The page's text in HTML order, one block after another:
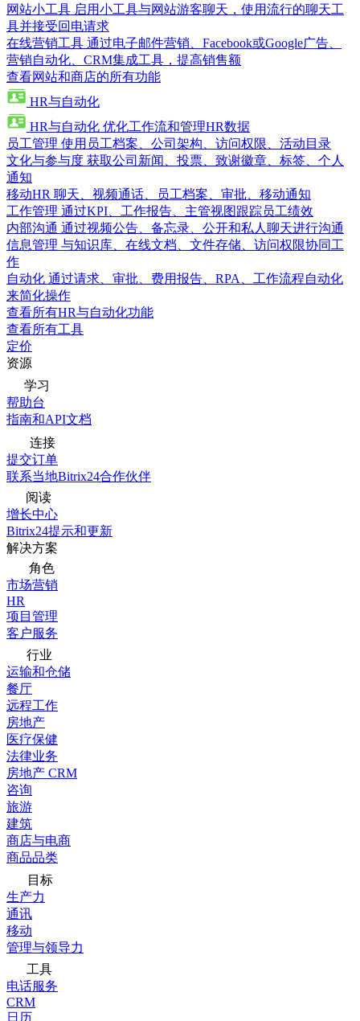
网站小工具 启用小工具与网站游客聊天，使用流行的聊天工
具并接受回电请求
在线营销工具 通过电子邮件营销、Facebook或Google广告、
营销自动化、CRM集成工具，提高销售额
查看网站和商店的所有功能
HR与自动化
HR与自动化 优化工作流和管理HR数据
员工管理 使用员工档案、公司架构、访问权限、活动目录
文化与参与度 获取公司新闻、投票、致谢徽章、标签、个人
通知
移动HR 聊天、视频通话、员工档案、审批、移动通知
工作管理 通过KPI、工作报告、主管视图跟踪员工绩效
内部沟通 通过视频公告、备忘录、公开和私人聊天进行沟通
信息管理 与知识库、在线文档、文件存储、访问权限协同工
作
自动化 通过请求、审批、费用报告、RPA、工作流程自动化
来简化操作
查看所有HR与自动化功能
查看所有工具
定价
资源
学习
帮助台
指南和API文档
连接
提交订单
联系当地Bitrix24合作伙伴
阅读
增长中心
Bitrix24提示和更新
解决方案
角色
市场营销
HR
项目管理
客户服务
行业
运输和仓储
餐厅
远程工作
房地产
医疗保健
法律业务
房地产 CRM
咨询
旅游
建筑
商店与电商
商品品类
目标
生产力
通讯
移动
管理与领导力
工具
电话服务
CRM
日历